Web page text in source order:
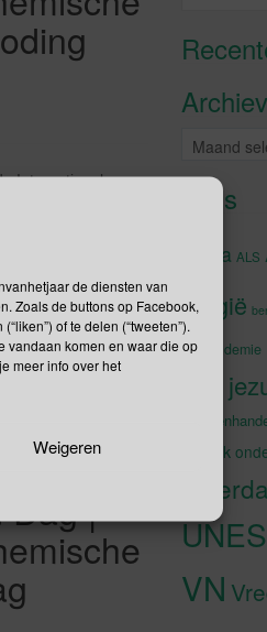
de diensten van
Zoals de buttons op Facebook,
of te delen (“tweeten”).
vandaan komen en waar die op
meer info over het
Weigeren
Internationale
bij Ultimate
Lees verder
|
Dag |
Archieven
Tags
Afrika ALS
België
19-pandemie
muziek
VN